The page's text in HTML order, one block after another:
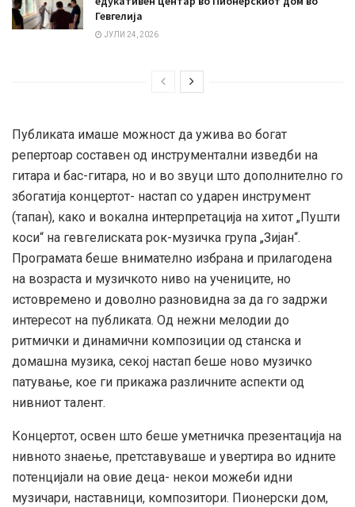
Гевгелија
ЈУЛИ 24, 2026
Публиката имаше можност да ужива во богат
репертоар составен од инструментални изведби на
гитара и бас-гитара, но и во звуци што дополнително го
збогатија концертот- настап со ударен инструмент
(тапан), како и вокална интерпретација на хитот „Пушти
коси“ на гевгелиската рок-музичка група „Зијан“.
Програмата беше внимателно избрана и прилагодена
на возраста и музичкото ниво на учениците, но
истовремено и доволно разновидна за да го задржи
интересот на публиката. Од нежни мелодии до
ритмички и динамични композиции од станска и
домашна музика, секој настап беше ново музичко
патување, кое ги прикажа различните аспекти од
нивниот талент.
Концертот, освен што беше уметничка презентација на
нивното знаење, претставуваше и увертира во идните
потенцијали на овие деца- некои можеби идни
музичари, наставници, композитори. Пионерски дом,